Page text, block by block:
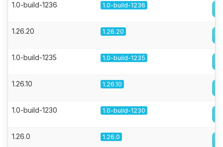
1.0-build-1236 1.0-build-1236
1.26.20 1.26.20
1.0-build-1235 1.0-build-1235
1.26.10 1.26.10
1.0-build-1230 1.0-build-1230
1.26.0 1.26.0